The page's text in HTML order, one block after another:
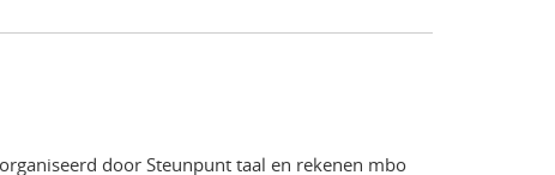
door Steunpunt taal en rekenen mbo